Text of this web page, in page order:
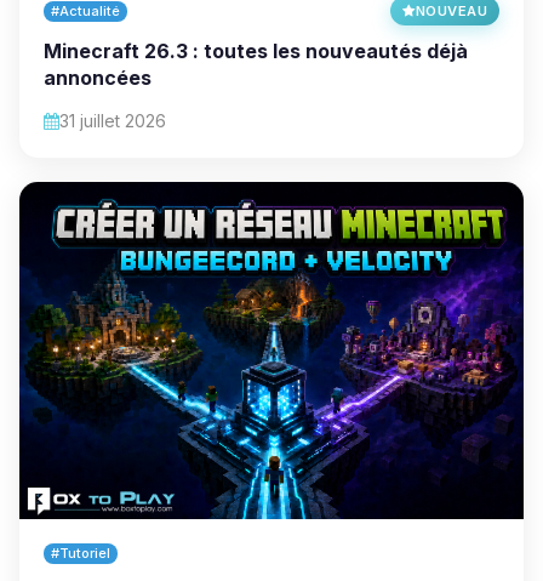
#Actualité NOUVEAU
Minecraft 26.3 : toutes les nouveautés déjà
annoncées
31 juillet 2026
#Tutoriel